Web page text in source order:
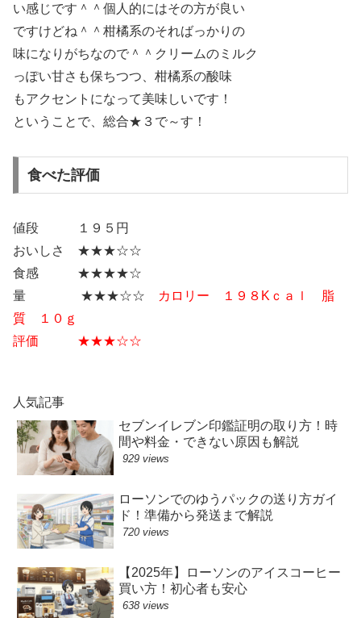
い感じです＾＾個人的にはその方が良い
ですけどね＾＾柑橘系のそればっかりの
味になりがちなので＾＾クリームのミルク
っぽい甘さも保ちつつ、柑橘系の酸味
もアクセントになって美味しいです！
ということで、総合★３で～す！
食べた評価
値段 １９５円
おいしさ ★★★☆☆
食感 ★★★★☆
量 ★★★☆☆
カロリー １９８Kｃａｌ 脂
質 １０ｇ
評価 ★★★☆☆
人気記事
セブンイレブン印鑑証明の取り方！時
間や料金・できない原因も解説
929 views
ローソンでのゆうパックの送り方ガイ
ド！準備から発送まで解説
720 views
【2025年】ローソンのアイスコーヒー
買い方！初心者も安心
638 views